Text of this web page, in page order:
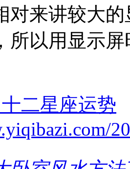
对来讲较大
所以用显示
二星座运势